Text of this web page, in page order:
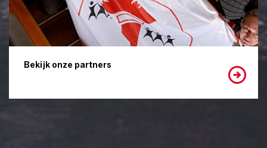
Bekijk onze partners